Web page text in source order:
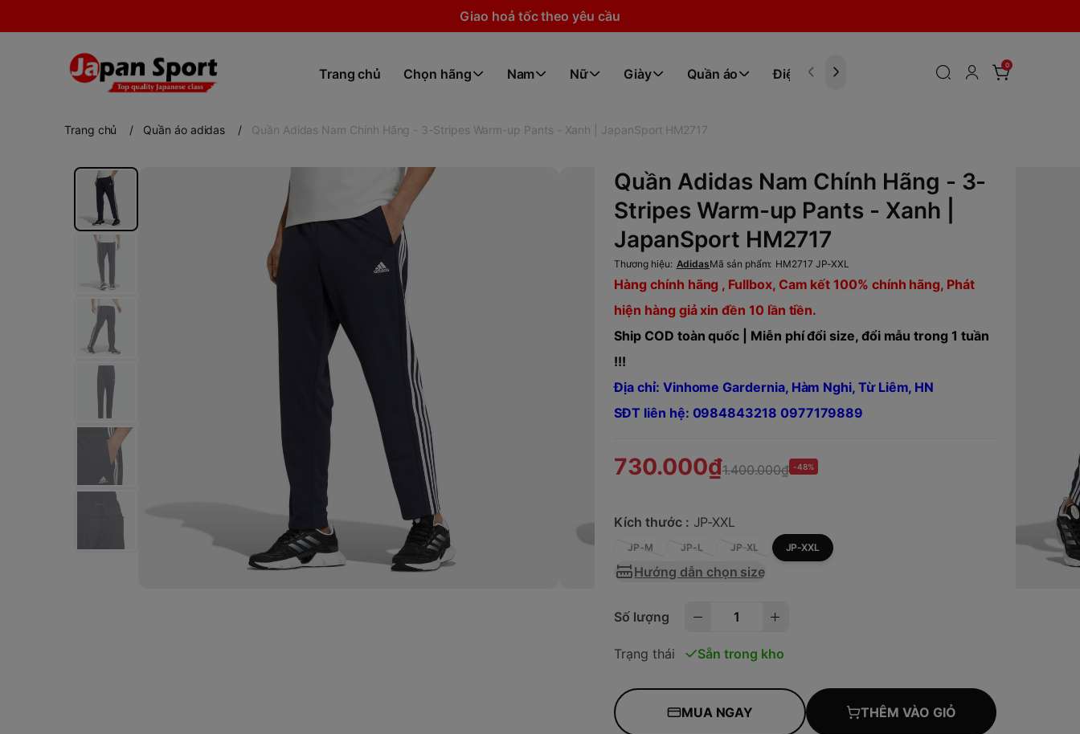
Giao hoả tốc theo yêu cầu
Trang chủ Chọn hãng Nam Nữ Giày Quần áo Điện tử
0
Trang chủ / Quần áo adidas / Quần Adidas Nam Chính Hãng - 3-Stripes Warm-up Pants - Xanh | JapanSport HM2717
Quần Adidas Nam Chính Hãng - 3-
Stripes Warm-up Pants - Xanh |
JapanSport HM2717
Thương hiệu: AdidasMã sản phẩm: HM2717 JP-XXL
Hàng chính hãng , Fullbox, Cam kết 100% chính hãng, Phát
hiện hàng giả xin đền 10 lần tiền.
Ship COD toàn quốc | Miễn phí đổi size, đổi mẫu trong 1 tuần
!!!
Địa chỉ: Vinhome Gardernia, Hàm Nghi, Từ Liêm, HN
SĐT liên hệ: 0984843218 0977179889
730.000₫1.400.000₫ -48%
Kích thước : JP-XXL
JP-M JP-L JP-XL JP-XXL
Hướng dẫn chọn size
Số lượng
Trạng thái Sẵn trong kho
MUA NGAY THÊM VÀO GIỎ